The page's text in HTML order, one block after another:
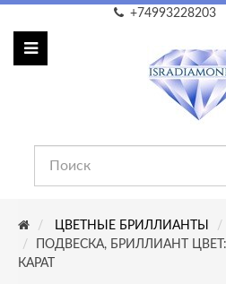
+74993228203
ЦВЕТНЫЕ БРИЛЛИАНТЫ
ПОДВЕСКА, БРИЛЛИАНТ
КАРАТ